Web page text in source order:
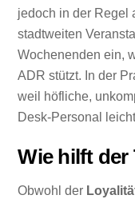
jedoch in der Regel
stadtweiten
Wochenenden ein,
ADR stützt. In der
weil höfliche,
Desk-Personal
Wie hilft der
Obwohl der